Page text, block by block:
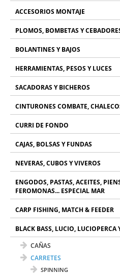
ACCESORIOS MONTAJE
PLOMOS, BOMBETAS Y
BOLANTINES Y BAJOS
HERRAMIENTAS, PESOS Y LUCES
SACADORAS Y BICHEROS
CINTURONES COMBATE,
CURRI DE FONDO
CAJAS, BOLSAS Y FUNDAS
NEVERAS, CUBOS Y VIVEROS
ENGODOS, PASTAS, ACEITES,
FEROMONAS... ESPECIAL MAR
CARP FISHING, MATCH & FEEDER
BLACK BASS, LUCIO, LUCIOPERCA
CAÑAS
CARRETES
SPINNING